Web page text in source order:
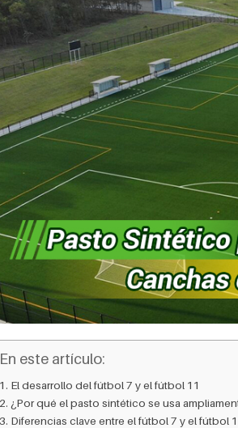
En este artículo:
El desarrollo del fútbol 7 y el fútbol 11
¿Por qué el pasto sintético se usa
Diferencias clave entre el fútbol 7 y el fútbol